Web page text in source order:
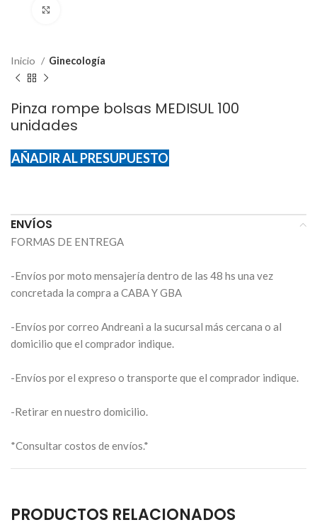
Inicio Ginecología
Pinza rompe bolsas MEDISUL 100
unidades
AÑADIR AL PRESUPUESTO
ENVÍOS
FORMAS DE ENTREGA
-Envíos por moto mensajería dentro de las 48 hs una vez
concretada la compra a CABA Y GBA
-Envíos por correo Andreani a la sucursal más cercana o al
domicilio que el comprador indique.
-Envíos por el expreso o transporte que el comprador indique.
-Retirar en nuestro domicilio.
*Consultar costos de envíos.*
PRODUCTOS RELACIONADOS